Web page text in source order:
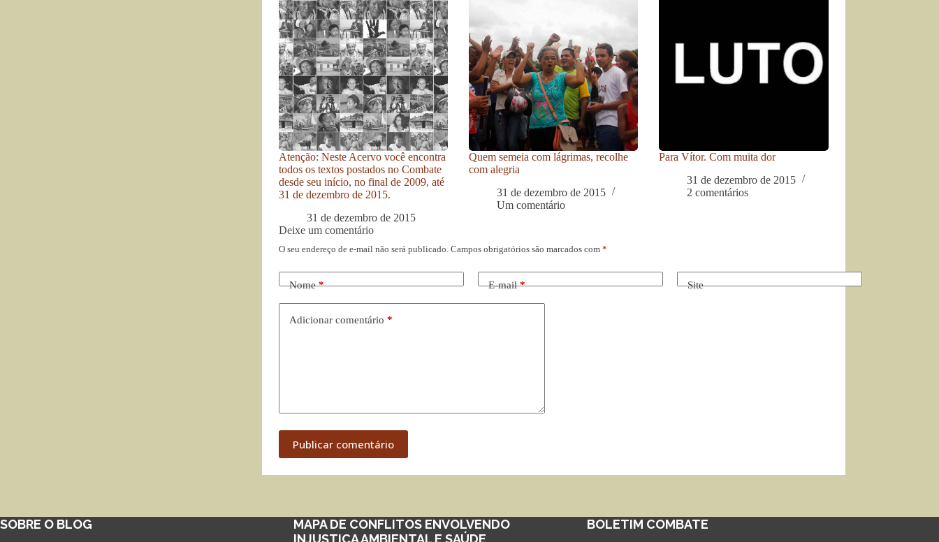
Atenção: Neste Acervo você encontra
todos os textos postados no Combate
desde seu início, no final de 2009, até
31 de dezembro de 2015.
31 de dezembro de 2015
Quem semeia com lágrimas, recolhe
com alegria
31 de dezembro de 2015
Um comentário
Para Vítor. Com muita dor
31 de dezembro de 2015
2 comentários
Deixe um comentário
O seu endereço de e-mail não será publicado. Campos obrigatórios são marcados com *
Nome* E-mail* Site
Adicionar comentário *
Publicar comentário
SOBRE O BLOG
MAPA DE CONFLITOS ENVOLVENDO
INJUSTIÇA AMBIENTAL E SAÚDE
BOLETIM COMBATE